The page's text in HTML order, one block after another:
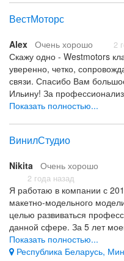
вперёд от других студий,
Очень нравится в компании
налаженные процессы для
рода сотрудниками. Хорошо
атмосфера максимально
Нравится подход к
рабочих, так и личных.
структурными
общие цели компании и все
достижению и двигались
материальные цели и
повышения тарифов за
работы зависит авторитет
труда, тем меньше
подработках на стороне и
ВестМоторс
Alex Очень хорошо 2
Скажу одно - Westmotors
уверенно, четко,
связи. Спасибо Вам
Ильину! За
Удачи и позитива!
Показать полностью...
ВинилСтудио
Nikita Очень хорошо
2 года назад
Я работаю в компании с
макетно-модельного
целью развиваться
данной сфере. За 5 лет
новый уровень и другие
специалист хотел расти и
Показать полностью...
Республика Беларусь,